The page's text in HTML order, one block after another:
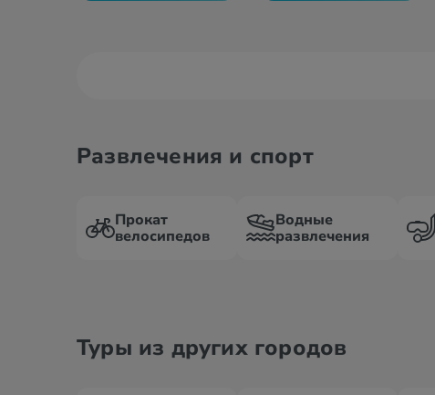
Развлечения и спорт
Прокат
велосипедов
Водные
развлечения
Туры из других городов